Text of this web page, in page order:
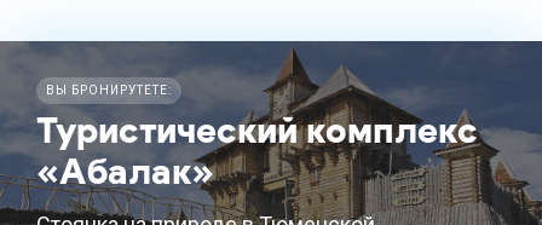
ВЫ БРОНИРУТЕТЕ:
Туристический комплекс
«Абалак»